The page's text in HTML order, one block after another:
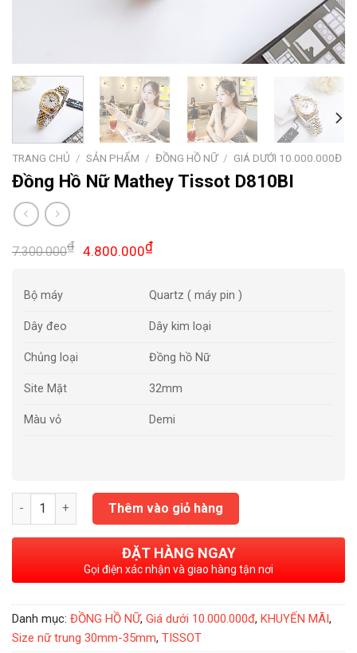
TRANG CHỦ / SẢN PHẨM / ĐỒNG HỒ NỮ / GIÁ DƯỚI 10.000.000Đ
Đồng Hồ Nữ Mathey Tissot D810BI
7.300.000₫ Giá
7.300.000₫.
4.800.000₫Giá
tại
là:
4.800.000₫.
Bộ máy Quartz ( máy pin )
Dây đeo Dây kim loại
Chủng loại Đồng hồ Nữ
Site Mặt 32mm
Màu vỏ Demi
Đồng Hồ Nữ Mathey Tissot D810BI số lượng
Thêm vào giỏ hàng
ĐẶT HÀNG NGAY
Gọi điện xác nhận và giao hàng tận nơi
Danh mục: ĐỒNG HỒ NỮ, Giá dưới 10.000.000đ, KHUYẾN MÃI,
Size nữ trung 30mm-35mm, TISSOT